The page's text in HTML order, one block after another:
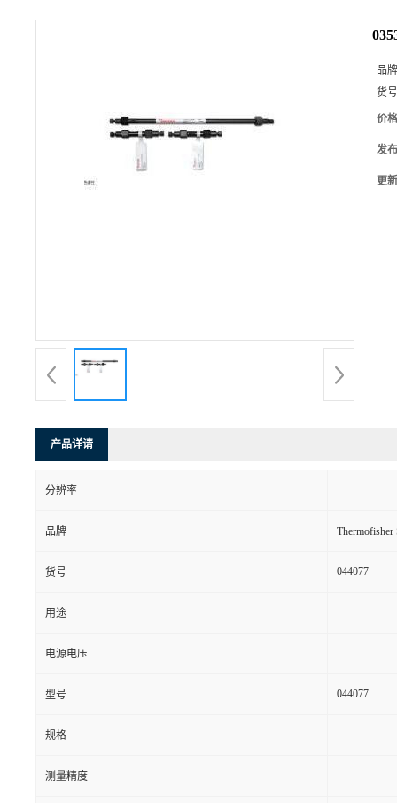
品
货
价
发
更
产品详请
分辨率
品牌
货号 044077
用途
电源电压
型号 044077
规格
测量精度